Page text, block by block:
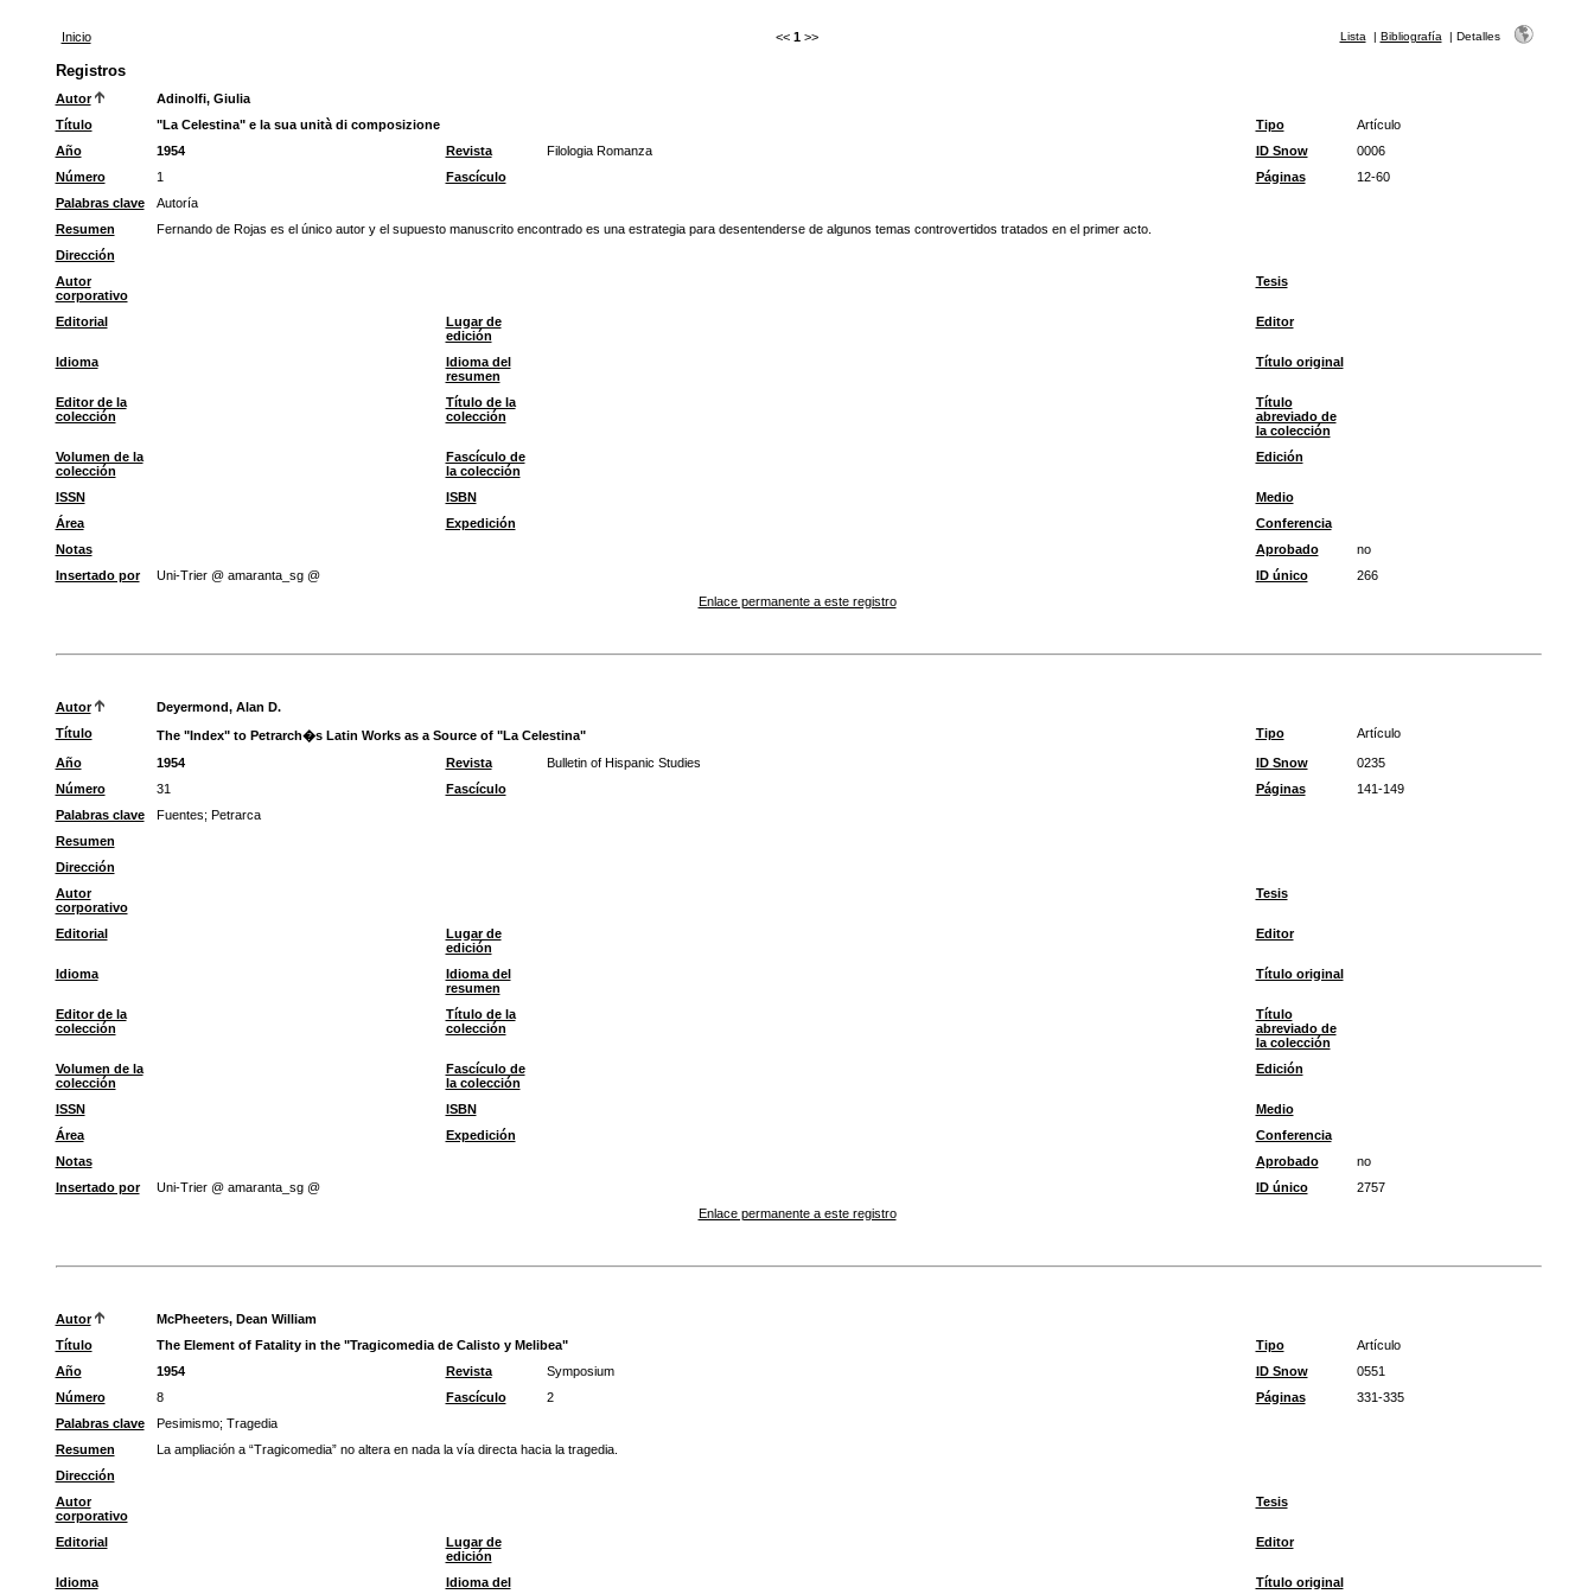
Inicio << 1 >> Lista | Bibliografía | Detalles
Registros
Autor
Adinolfi, Giulia
Título
"La Celestina" e la sua unità di composizione Tipo
Artículo
Año
1954 Revista Filologia Romanza ID Snow
0006
Número
1 Fascículo Páginas
12-60
Palabras clave
Autoría
Resumen
Fernando de Rojas es el único autor y el supuesto manuscrito encontrado es una estrategia para desentenderse de algunos temas controvertidos tratados en el primer acto.
Dirección
Autor
corporativo
Tesis
Editorial
Lugar de
edición
Editor
Idioma
Idioma del
resumen
Título original
Editor de la
colección
Título de la
colección
Título
abreviado de
la colección
Volumen de la
colección
Fascículo de
la colección
Edición
ISSN ISBN
Medio
Área
Expedición
Conferencia
Notas
Aprobado
no
Insertado por
Uni-Trier @ amaranta_sg @ ID único
266
Enlace permanente a este registro
Autor
Deyermond, Alan D.
Título
The "Index" to Petrarch�s Latin Works as a Source of "La Celestina" Tipo Artículo
Año 1954 Revista Bulletin of Hispanic Studies ID Snow
0235
Número
31 Fascículo Páginas
141-149
Palabras clave
Fuentes; Petrarca
Resumen
Dirección
Autor
corporativo
Tesis
Editorial
Lugar de
edición
Editor
Idioma
Idioma del
resumen
Título original
Editor de la
colección
Título de la
colección
Título
abreviado de
la colección
Volumen de la
colección
Fascículo de
la colección
Edición
ISSN ISBN
Medio
Área
Expedición
Conferencia
Notas
Aprobado
no
Insertado por
Uni-Trier @ amaranta_sg @ ID único
2757
Enlace permanente a este registro
Autor
McPheeters, Dean William
Título
The Element of Fatality in the "Tragicomedia de Calisto y Melibea" Tipo
Artículo
Año
1954 Revista Symposium ID Snow
0551
Número
8 Fascículo 2 Páginas
331-335
Palabras clave
Pesimismo; Tragedia
Resumen
La ampliación a “Tragicomedia” no altera en nada la vía directa hacia la tragedia.
Dirección
Autor
corporativo
Tesis
Editorial
Lugar de
edición
Editor
Idioma
Idioma del
Título original